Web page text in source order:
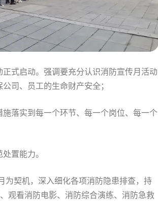
式启动。强调要充分认识消防宣传月活动
司、员工的生命财产安全；
落实到每一个环节、每一个岗位、每一个
置能力。
为契机，深入细化各项消防隐患排查，持
观看消防电影、消防综合演练、消防急救